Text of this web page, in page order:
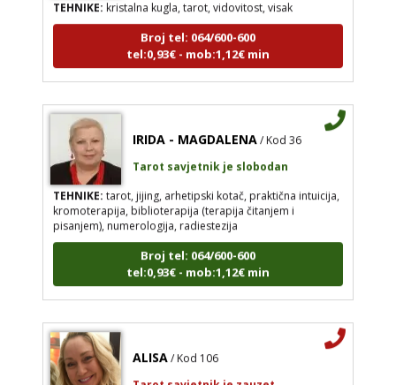
Broj tel: 064/600-600
tel:0,93€ - mob:1,12€ min
/ Kod 36
Tarot savjetnik je slobodan
TEHNIKE:tarot, jijing, arhetipski kotač, praktična intuicija,
kromoterapija, biblioterapija (terapija čitanjem i
pisanjem), numerologija, radiestezija
Broj tel: 064/600-600
tel:0,93€ - mob:1,12€ min
/ Kod 106
Tarot savjetnik je zauzet